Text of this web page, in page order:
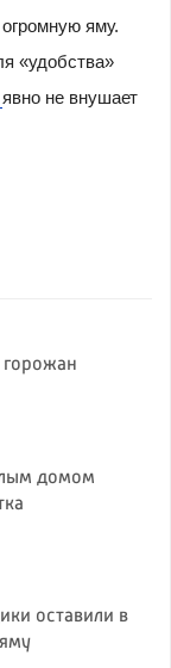
яму.
«удобства»
явно не внушает
горожан
домом
оставили в